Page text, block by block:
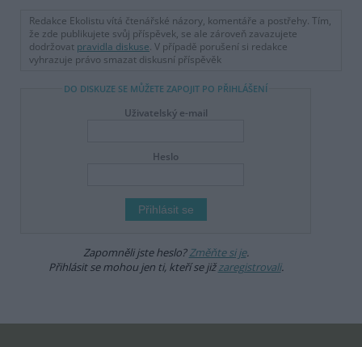
Redakce Ekolistu vítá čtenářské názory, komentáře a postřehy. Tím,
že zde publikujete svůj příspěvek, se ale zároveň zavazujete
dodržovat pravidla diskuse. V případě porušení si redakce
vyhrazuje právo smazat diskusní příspěvěk
DO DISKUZE SE MŮŽETE ZAPOJIT PO PŘIHLÁŠENÍ
Uživatelský e-mail
Heslo
Zapomněli jste heslo?Změňte si je.
Přihlásit se mohou jen ti, kteří se jižzaregistrovali.